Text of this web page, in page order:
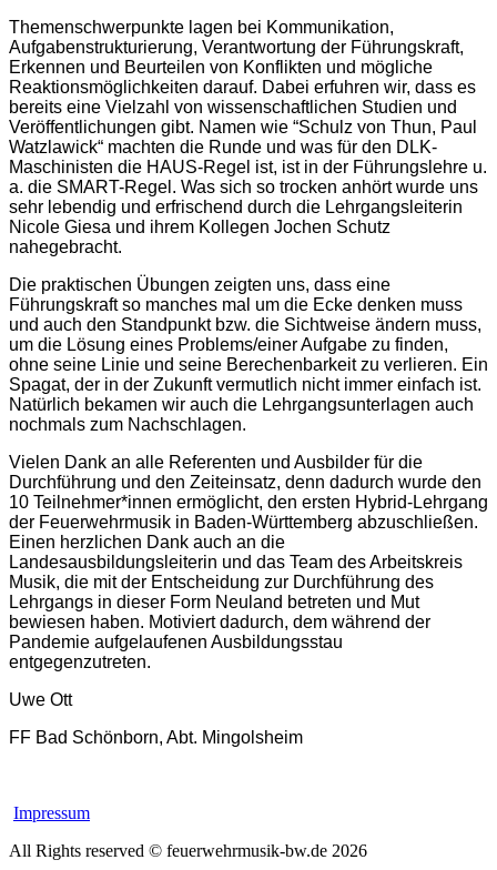
Themenschwerpunkte lagen bei Kommunikation,
Aufgabenstrukturierung, Verantwortung der Führungskraft,
Erkennen und Beurteilen von Konflikten und mögliche
Reaktionsmöglichkeiten darauf. Dabei erfuhren wir, dass es
bereits eine Vielzahl von wissenschaftlichen Studien und
Veröffentlichungen gibt. Namen wie “Schulz von Thun, Paul
Watzlawick“ machten die Runde und was für den DLK-
Maschinisten die HAUS-Regel ist, ist in der Führungslehre u.
a. die SMART-Regel. Was sich so trocken anhört wurde uns
sehr lebendig und erfrischend durch die Lehrgangsleiterin
Nicole Giesa und ihrem Kollegen Jochen Schutz
nahegebracht.
Die praktischen Übungen zeigten uns, dass eine
Führungskraft so manches mal um die Ecke denken muss
und auch den Standpunkt bzw. die Sichtweise ändern muss,
um die Lösung eines Problems/einer Aufgabe zu finden,
ohne seine Linie und seine Berechenbarkeit zu verlieren. Ein
Spagat, der in der Zukunft vermutlich nicht immer einfach ist.
Natürlich bekamen wir auch die Lehrgangsunterlagen auch
nochmals zum Nachschlagen.
Vielen Dank an alle Referenten und Ausbilder für die
Durchführung und den Zeiteinsatz, denn dadurch wurde den
10 Teilnehmer*innen ermöglicht, den ersten Hybrid-Lehrgang
der Feuerwehrmusik in Baden-Württemberg abzuschließen.
Einen herzlichen Dank auch an die
Landesausbildungsleiterin und das Team des Arbeitskreis
Musik, die mit der Entscheidung zur Durchführung des
Lehrgangs in dieser Form Neuland betreten und Mut
bewiesen haben. Motiviert dadurch, dem während der
Pandemie aufgelaufenen Ausbildungsstau
entgegenzutreten.
Uwe Ott
FF Bad Schönborn, Abt. Mingolsheim
Impressum
All Rights reserved © feuerwehrmusik-bw.de 2026